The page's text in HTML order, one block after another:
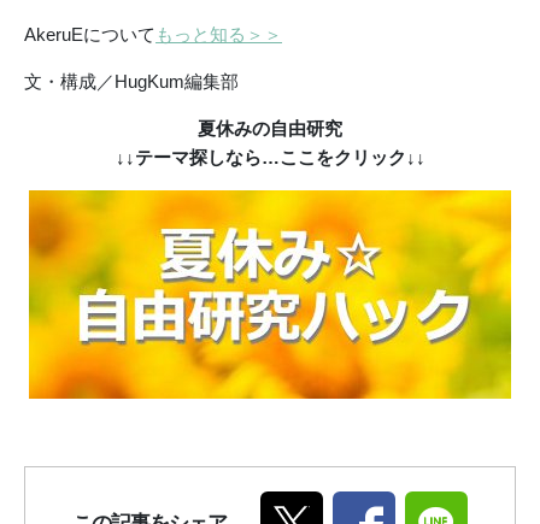
AkeruEについて もっと知る＞＞
文・構成／HugKum編集部
夏休みの自由研究
↓↓テーマ探しなら…ここをクリック↓↓